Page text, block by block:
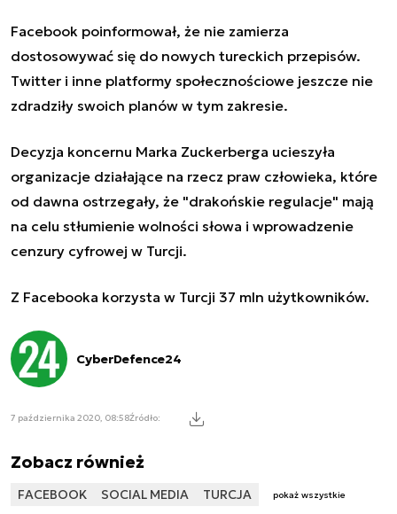
Facebook poinformował, że nie zamierza
dostosowywać się do nowych tureckich przepisów.
Twitter i inne platformy społecznościowe jeszcze nie
zdradziły swoich planów w tym zakresie.
Decyzja koncernu Marka Zuckerberga ucieszyła
organizacje działające na rzecz praw człowieka, które
od dawna ostrzegały, że "drakońskie regulacje" mają
na celu stłumienie wolności słowa i wprowadzenie
cenzury cyfrowej w Turcji.
Z Facebooka korzysta w Turcji 37 mln użytkowników.
CyberDefence24
7 października 2020, 08:58Źródło:
Zobacz również
FACEBOOK SOCIAL MEDIA TURCJA pokaż wszystkie